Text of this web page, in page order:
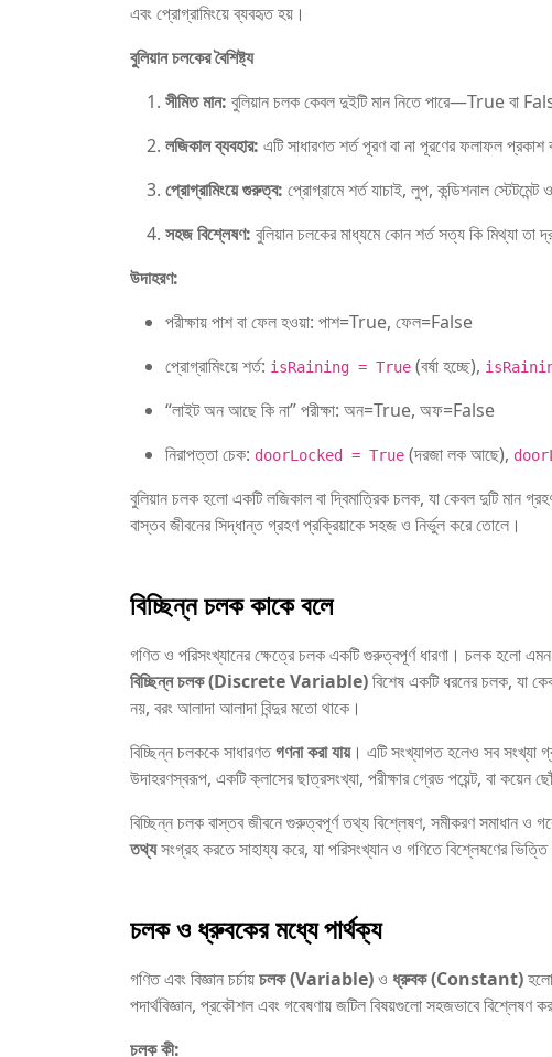
এবং প্রোগ্রামিংয়ে ব্যবহৃত হয়।
বুলিয়ান চলকের বৈশিষ্ট্য
সীমিত মান: বুলিয়ান চলক কেবল দুইটি মান নিতে পারে—True বা
লজিকাল ব্যবহার: এটি সাধারণত শর্ত পূরণ বা না পূরণের ফলাফল
প্রোগ্রামিংয়ে গুরুত্ব: প্রোগ্রামে শর্ত যাচাই, লুপ, কন্ডিশনাল
সহজ বিশ্লেষণ: বুলিয়ান চলকের মাধ্যমে কোন শর্ত সত্য কি মিথ্যা তা
উদাহরণ:
পরীক্ষায় পাশ বা ফেল হওয়া: পাশ=True, ফেল=False
প্রোগ্রামিংয়ে শর্ত: isRaining = True (বর্ষা হচ্ছে),
“লাইট অন আছে কি না” পরীক্ষা: অন=True, অফ=False
নিরাপত্তা চেক: doorLocked = True (দরজা লক আছে),
বুলিয়ান চলক হলো একটি লজিকাল বা দ্বিমাত্রিক চলক, যা কেবল দুটি মান
বাস্তব জীবনের সিদ্ধান্ত গ্রহণ প্রক্রিয়াকে সহজ ও নির্ভুল করে তোলে।
বিচ্ছিন্ন চলক কাকে বলে
গণিত ও পরিসংখ্যানের ক্ষেত্রে চলক একটি গুরুত্বপূর্ণ ধারণা। চলক হলো
বিচ্ছিন্ন চলক (Discrete Variable)বিশেষ একটি ধরনের চলক, যা
নয়, বরং আলাদা আলাদা বিন্দুর মতো থাকে।
বিচ্ছিন্ন চলককে সাধারণতগণনা করা যায়। এটি সংখ্যাগত হলেও সব সংখ্যা
উদাহরণস্বরূপ, একটি ক্লাসের ছাত্রসংখ্যা, পরীক্ষার গ্রেড পয়েন্ট, বা
বিচ্ছিন্ন চলক বাস্তব জীবনে গুরুত্বপূর্ণ তথ্য বিশ্লেষণ, সমীকরণ সমাধান ও
তথ্যসংগ্রহ করতে সাহায্য করে, যা পরিসংখ্যান ও গণিতে বিশ্লেষণের
চলক ও ধ্রুবকের মধ্যে পার্থক্য
গণিত এবং বিজ্ঞান চর্চায়চলক (Variable)ও ধ্রুবক (Constant)
পদার্থবিজ্ঞান, প্রকৌশল এবং গবেষণায় জটিল বিষয়গুলো সহজভাবে বিশ্লেষণ
চলক কী: